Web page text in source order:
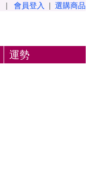
| 會員登入 | 選購商品
運勢